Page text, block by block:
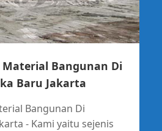
Bangunan Di
Baru Jakarta
Bangunan Di
- Kami yaitu sejenis